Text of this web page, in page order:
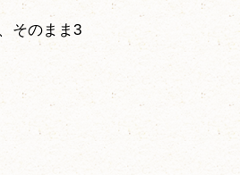
そのまま3